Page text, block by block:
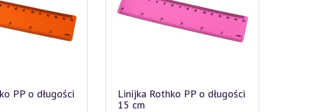
PP o długości
Linijka Rothko PP o długości
15 cm